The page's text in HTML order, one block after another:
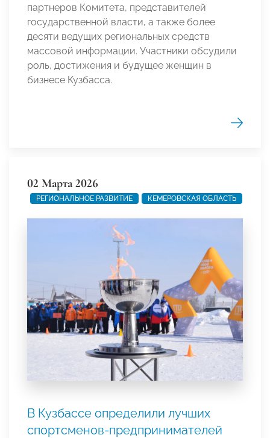
партнеров Комитета, представителей
государственной власти, а также более
десяти ведущих региональных средств
массовой информации. Участники обсудили
роль, достижения и будущее женщин в
бизнесе Кузбасса.
02 Марта 2026
РЕГИОНАЛЬНОЕ РАЗВИТИЕ КЕМЕРОВСКАЯ ОБЛАСТЬ
В Кузбассе определили лучших
спортсменов-предпринимателей